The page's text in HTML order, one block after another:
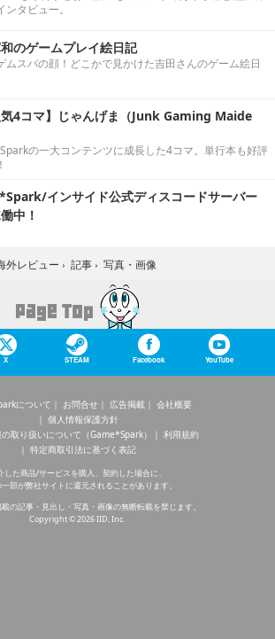
ンタビュー。
のゲームプレイ絵日記
ムスパの顔！どこかで見かけた吉田さんのゲーム絵日
気4コマ】じゃんげま（Junk Gaming Maide
の一大コンテンツに成長した4コマ。単行本も好評
インサイド公式ディスコードサーバー
中！
外レビュー › 記事 › 写真・画像
X STEAM Facebook YouTube
について お問合せ 広告掲載
会社概要
個人情報保護方針
取り扱いについて（Game*Spark）
利用規約
特定商取引法に基づく表記
した商品/サービスを購入、契約した場合に、
部が弊社サイトに還元されることがあります。
の記事・見出し・写真・画像の無断転載を禁じます。
Copyright © 2026 IID, Inc.